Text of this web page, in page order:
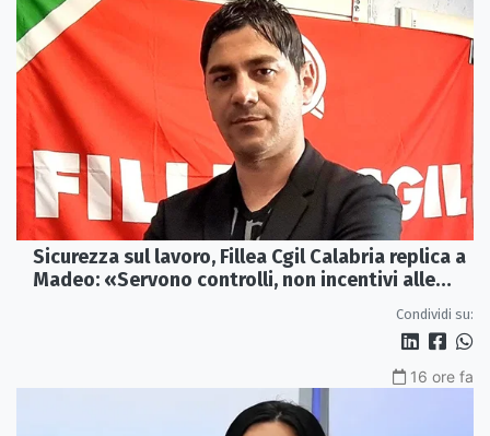
Sicurezza sul lavoro, Fillea Cgil Calabria replica a
Madeo: «Servono controlli, non incentivi alle
Condividi su:
16 ore fa